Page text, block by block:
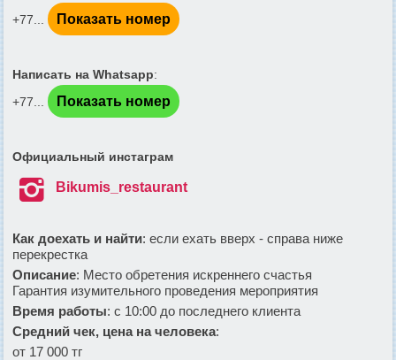
+77...
Показать номер
Написать на Whatsapp:
+77...
Показать номер
Официальный инстаграм
 Bikumis_restaurant
Как доехать и найти: если ехать вверх - справа ниже
перекрестка
Описание: Место обретения искреннего счастья
Гарантия изумительного проведения мероприятия
Время работы: с 10:00 до последнего клиента
Средний чек, цена на человека:
от 17 000 тг